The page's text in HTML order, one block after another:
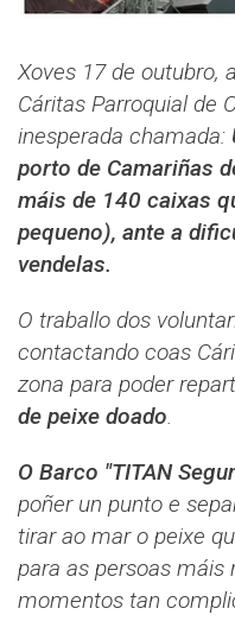
Xoves 17 de outubro,
Cáritas Parroquial de
inesperada chamada:
porto de Camariñas
máis de 140 caixas
pequeno), ante a
vendelas.
O traballo dos
contactando coas
zona para poder
de peixe doado
O Barco "TITAN
poñer un punto e
tirar ao mar o peixe
para as persoas máis
momentos tan